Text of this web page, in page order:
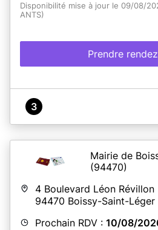
Disponibilité mise à jour le 09/08/
ANTS)
Prendre
3
Mairie de
(94470)
4 Boulevard Léon Révillon
94470 Boissy-Saint-Léger
Prochain RDV : 10/08/